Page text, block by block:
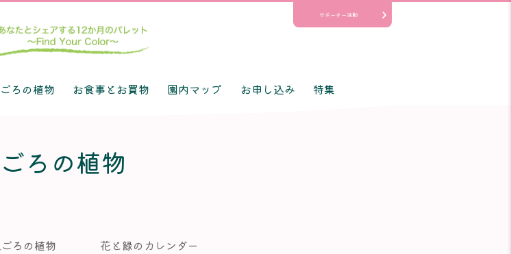
サポーター活動
ろの植物 お食事とお買物 園内マップ お申し込み 特集
ろの植物
ごろの植物 花と緑のカレンダー